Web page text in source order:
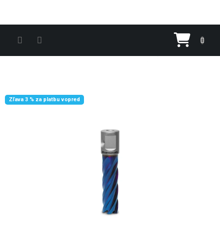
Zľava 3 % za platbu vopred